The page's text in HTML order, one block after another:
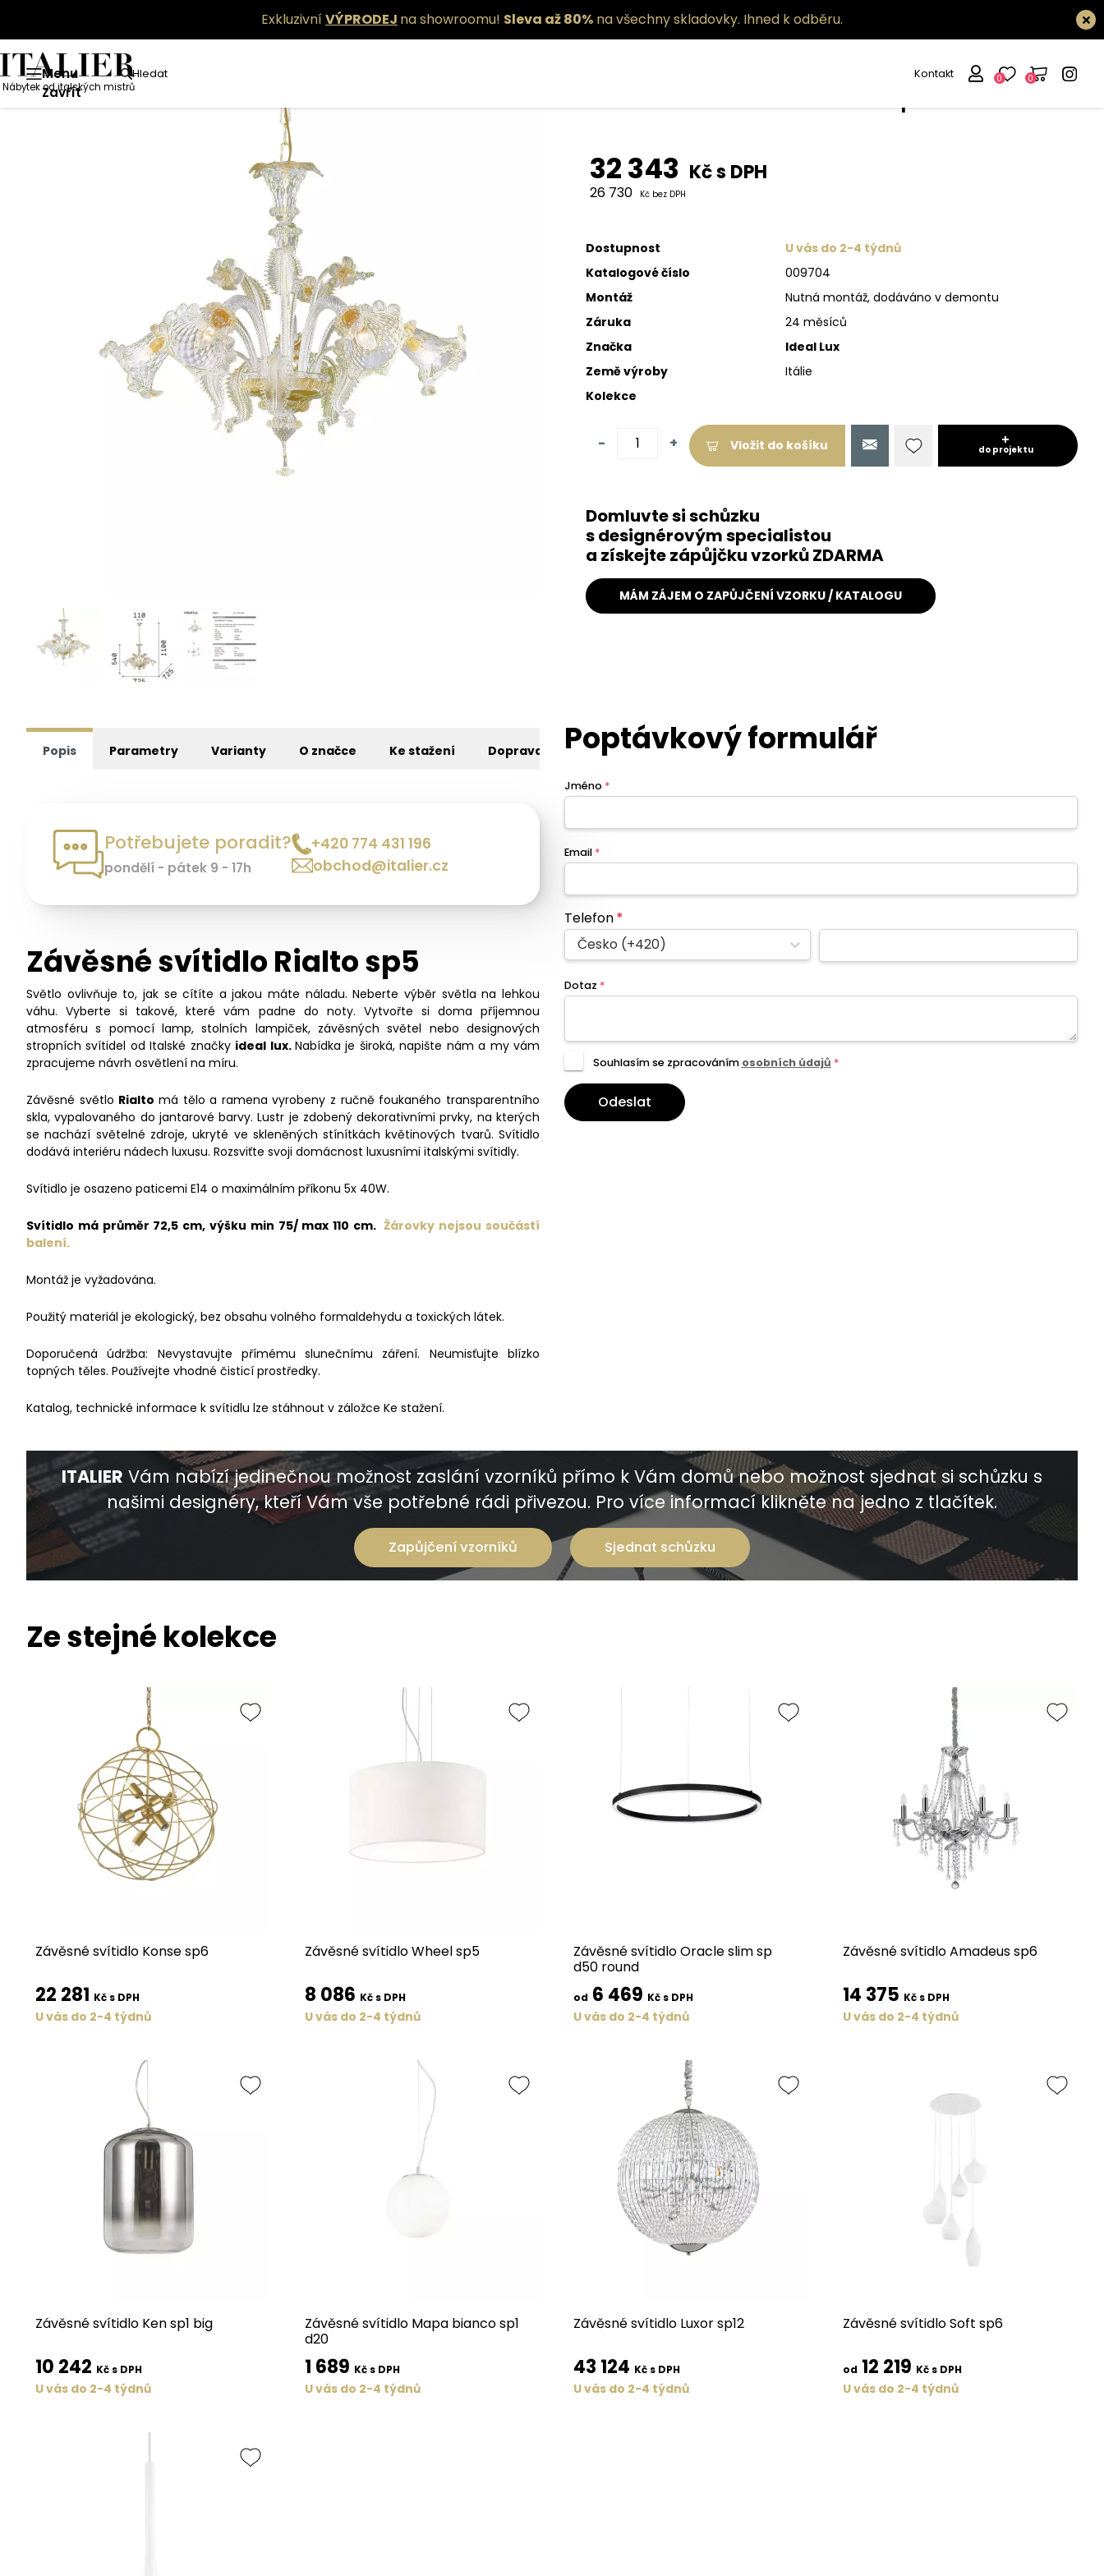
ExkluzivníVÝPRODEJ na showroomu! Sleva až 80% na všechny skladovky. Ihned k odběru.
Menu
Zavřít
Hledat
Nábytek od italských mistrů
Kontakt 0 0
32 343 Kč s DPH
26 730 Kč bez DPH
Dostupnost
U vás do 2-4 týdnů
Katalogové číslo
009704
Montáž
Nutná montáž, dodáváno v demontu
Záruka
24 měsíců
Značka
Ideal Lux
Země výroby
Itálie
Kolekce
- + Vložit do košíku do projektu
Domluvte si schůzku
s designérovým specialistou
a získejte zápůjčku vzorků ZDARMA
MÁM ZÁJEM O ZAPŮJČENÍ VZORKU / KATALOGU
Popis Parametry Varianty O značce Ke stažení Doprava
Potřebujete poradit?
pondělí - pátek 9 - 17h
+420 774 431 196
obchod@italier.cz
Závěsné svítidlo Rialto sp5
Světlo ovlivňuje to, jak se cítíte a jakou máte náladu. Neberte výběr světla na lehkou
váhu. Vyberte si takové, které vám padne do noty. Vytvořte si doma příjemnou
atmosféru s pomocí lamp, stolních lampiček, závěsných světel nebo designových
stropních svítidel od Italské značky ideal lux.Nabídka je široká, napište nám a my vám
zpracujeme návrh osvětlení na míru.
Závěsné světlo Rialto má tělo a ramena vyrobeny z ručně foukaného transparentního
skla, vypalovaného do jantarové barvy. Lustr je zdobený dekorativními prvky, na kterých
se nachází světelné zdroje, ukryté ve skleněných stínítkách květinových tvarů. Svítidlo
dodává interiéru nádech luxusu. Rozsviťte svoji domácnost luxusními italskými svítidly.
Svítidlo je osazeno paticemi E14 o maximálním příkonu 5x 40W.
Svítidlo má průměr 72,5 cm, výšku min 75/ max 110 cm.Žárovky nejsou součástí
balení.
Montáž je vyžadována.
Použitý materiál je ekologický, bez obsahu volného formaldehydu a toxických látek.
Doporučená údržba: Nevystavujte přímému slunečnímu záření. Neumisťujte blízko
topných těles. Používejte vhodné čisticí prostředky.
Katalog, technické informace k svítidlu lze stáhnout v záložce Ke stažení.
Poptávkový formulář
Jméno *
Email *
Telefon*
Česko (+420)
Dotaz *
Souhlasím se zpracováním osobních údajů *
Odeslat
ITALIER Vám nabízí jedinečnou možnost zaslání vzorníků přímo k Vám domů nebo možnost sjednat si schůzku s
našimi designéry, kteří Vám vše potřebné rádi přivezou. Pro více informací klikněte na jedno z tlačítek.
Zapůjčení vzorníků Sjednat schůzku
Ze stejné kolekce
Závěsné svítidlo Konse sp6
22 281 Kč s DPH
U vás do 2-4 týdnů
Závěsné svítidlo Wheel sp5
8 086 Kč s DPH
U vás do 2-4 týdnů
Závěsné svítidlo Oracle slim sp
d50 round
od 6 469 Kč s DPH
U vás do 2-4 týdnů
Závěsné svítidlo Amadeus sp6
14 375 Kč s DPH
U vás do 2-4 týdnů
Závěsné svítidlo Ken sp1 big
10 242 Kč s DPH
U vás do 2-4 týdnů
Závěsné svítidlo Mapa bianco sp1
d20
1 689 Kč s DPH
U vás do 2-4 týdnů
Závěsné svítidlo Luxor sp12
43 124 Kč s DPH
U vás do 2-4 týdnů
Závěsné svítidlo Soft sp6
od 12 219 Kč s DPH
U vás do 2-4 týdnů